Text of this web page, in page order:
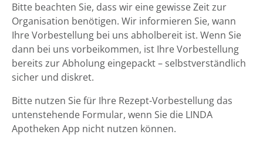
Bitte beachten Sie, dass wir eine gewisse Zeit zur
Organisation benötigen. Wir informieren Sie, wann
Ihre Vorbestellung bei uns abholbereit ist. Wenn Sie
dann bei uns vorbeikommen, ist Ihre Vorbestellung
bereits zur Abholung eingepackt – selbstverständlich
sicher und diskret.
Bitte nutzen Sie für Ihre Rezept-Vorbestellung das
untenstehende Formular, wenn Sie die LINDA
Apotheken App nicht nutzen können.